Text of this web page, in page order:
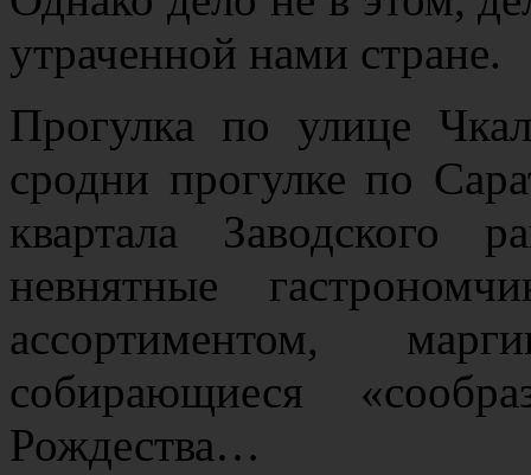
утраченной нами стране.
Прогулка по улице
сродни прогулке по
квартала Заводского
невнятные
ассортиментом,
собирающиеся
Рождества…